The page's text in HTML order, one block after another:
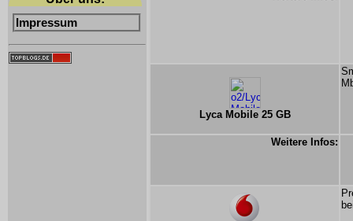
Impressum
Lyca Mobile 25 GB
Weitere Infos: